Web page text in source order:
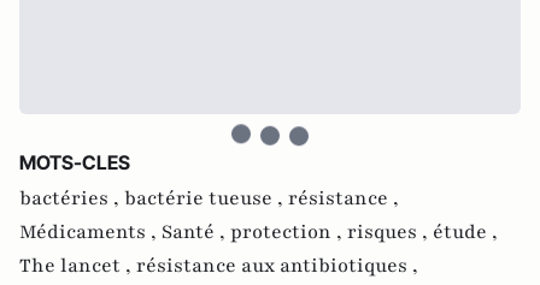
MOTS-CLES
bactéries , bactérie tueuse , résistance ,
Médicaments , Santé , protection , risques , étude ,
The lancet , résistance aux antibiotiques ,